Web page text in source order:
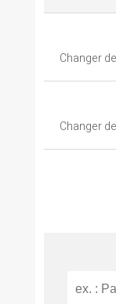
Changer
Changer